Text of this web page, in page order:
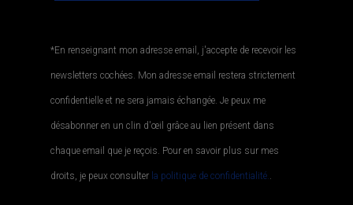
*En renseignant mon adresse email, j'accepte de recevoir les
newsletters cochées. Mon adresse email restera strictement
confidentielle et ne sera jamais échangée. Je peux me
désabonner en un clin d'œil grâce au lien présent dans
chaque email que je reçois. Pour en savoir plus sur mes
droits, je peux consulter la politique de confidentialité..